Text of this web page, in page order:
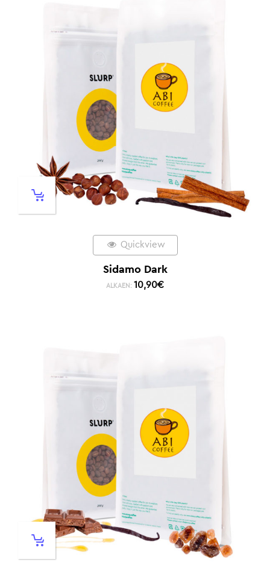
Quickview
Sidamo Dark
ALKAEN: 10,90€